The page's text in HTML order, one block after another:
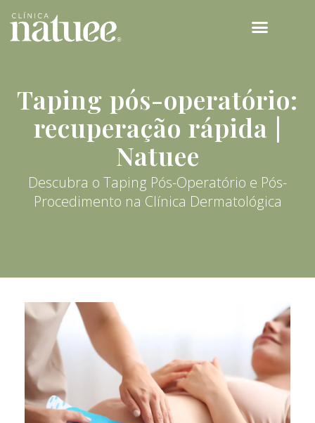
Taping pós-operatório:
recuperação rápida |
Natuee
Descubra o Taping Pós-Operatório e Pós-
Procedimento na Clínica Dermatológica